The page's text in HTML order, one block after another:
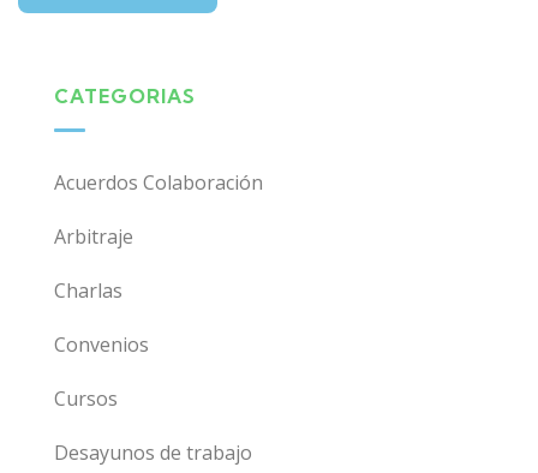
CATEGORIAS
Acuerdos Colaboración
Arbitraje
Charlas
Convenios
Cursos
Desayunos de trabajo